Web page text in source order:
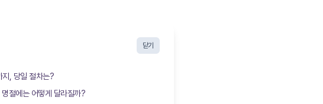
닫기
지, 당일 절차는?
명절에는 어떻게 달라질까?